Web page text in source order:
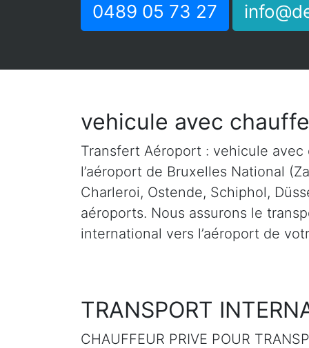
0489 05 73 27
vehicule avec
Transfert Aéroport : vehicule
l’aéroport de Bruxelles National
Charleroi, Ostende, Schiphol,
aéroports. Nous assurons le
international vers l’aéroport de
TRANSPORT
CHAUFFEUR PRIVE POUR